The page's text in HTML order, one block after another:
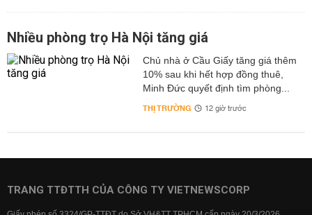
Nhiều phòng trọ Hà Nội tăng giá
Chủ nhà ở Cầu Giấy tăng giá thêm
10% sau khi hết hợp đồng thuê,
Minh Đức quyết định tìm phòng...
THỊ TRƯỜNG 12 giờ trước
TRANG TTĐTTH CỦA CÔNG TY VIETNEWSCORP